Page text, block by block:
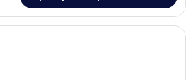
Una camera d'albergo con un letto